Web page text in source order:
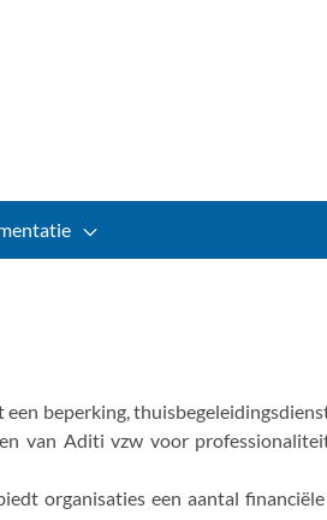
beperking,
van Aditi vzw voor
organisaties een aantal